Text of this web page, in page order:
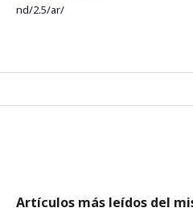
nd/2.5/ar/
Artículos más leídos del